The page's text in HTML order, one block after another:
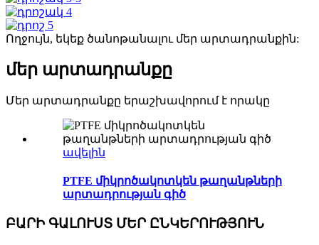
Ողջույն, եկեք ծանոթանալու մեր արտադրանքին:
մեր արտադրանքը
Մեր արտադրանքը երաշխավորում է որակը
ավելին
PTFE միկրոծակոտկեն թաղանթների
արտադրության գիծ
ԲԱՐԻ ԳԱԼՈՒՍՏ ՄԵՐ ԸՆԿԵՐՈՒԹՅՈՒՆ